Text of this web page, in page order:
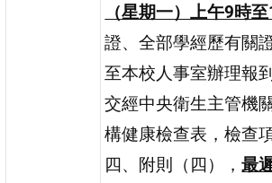
（星期一）上午9時
證、全部學經歷有關
至本校人事室辦理報
交經中央衛生主管機
構健康檢查表，檢查
四、附則（四），最